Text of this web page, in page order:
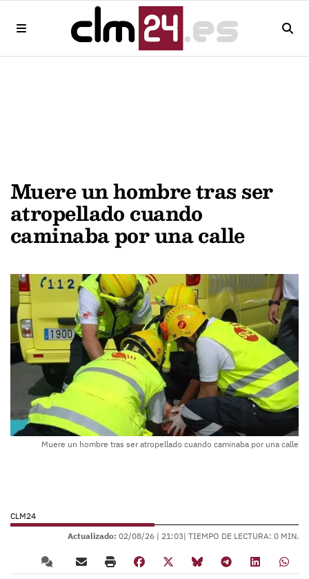
Muere un hombre tras ser
atropellado cuando
caminaba por una calle
Muere un hombre tras ser atropellado cuando caminaba por una calle
CLM24
Actualizado: 02/08/26 | 21:03| TIEMPO DE LECTURA: 0 MIN.